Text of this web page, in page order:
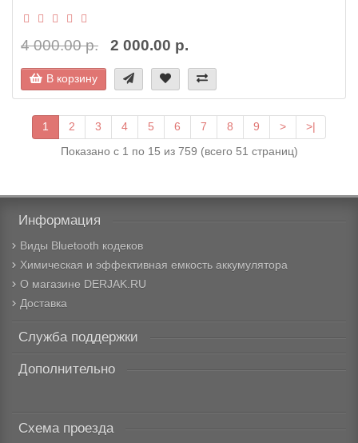
4 000.00 р. 2 000.00 р.
В корзину
1 2 3 4 5 6 7 8 9 >
>|
Показано с 1 по 15 из 759 (всего 51 страниц)
Информация
Виды Bluetooth кодеков
Химическая и эффективная емкость аккумулятора
О магазине DERJAK.RU
Доставка
Служба поддержки
Дополнительно
Схема проезда